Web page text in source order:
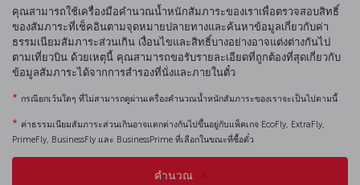
คุณสามารถใช้เครื่องมือคำนวณน้ำหนักสัมภาระของเราเพื่อตรวจสอบสิทธิ์
ของสัมภาระที่เช็คอินตามจุดหมายปลายทางและค้นหาข้อมูลเกี่ยวกับค่า
ธรรมเนียมสัมภาระส่วนเกิน เงื่อนไขและสิทธิ์บางอย่างอาจแต่งต่างกันไป
ตามเที่ยวบิน ด้วยเหตุนี้ คุณสามารถขอรับรายละเอียดที่ถูกต้องที่สุดเกี่ยวกับ
ข้อมูลสัมภาระได้จากการสำรองที่นั่งและภายในตั๋ว
* กรณียกเว้นใดๆ ที่ไม่สามารถดูผ่านเครื่องคำนวณน้ำหนักสัมภาระของเราจะเป็นไปตามนี้
* ค่าธรรมเนียมสัมภาระส่วนเกินอาจแตกต่างกันไปขึ้นอยู่กับแพ็คเกจ EcoFly, ExtraFly,
PrimeFly, BusinessFly และ BusinessPrime ที่เลือกในขณะที่ซื้อตั๋ว
คำนวณ